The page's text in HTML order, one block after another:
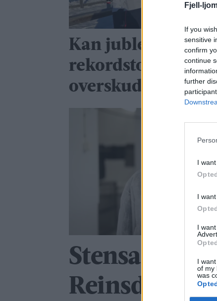
Fjell-
If you
sensitive
confirm
continue
further
I
I
I
I
of my
was
Kan juble over
rekordstort NM-
overskudd
Stensaas